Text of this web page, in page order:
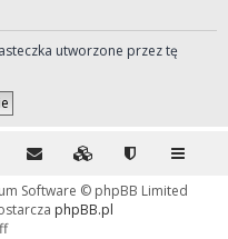
utworzone przez tę
Software © phpBB Limited
phpBB.pl